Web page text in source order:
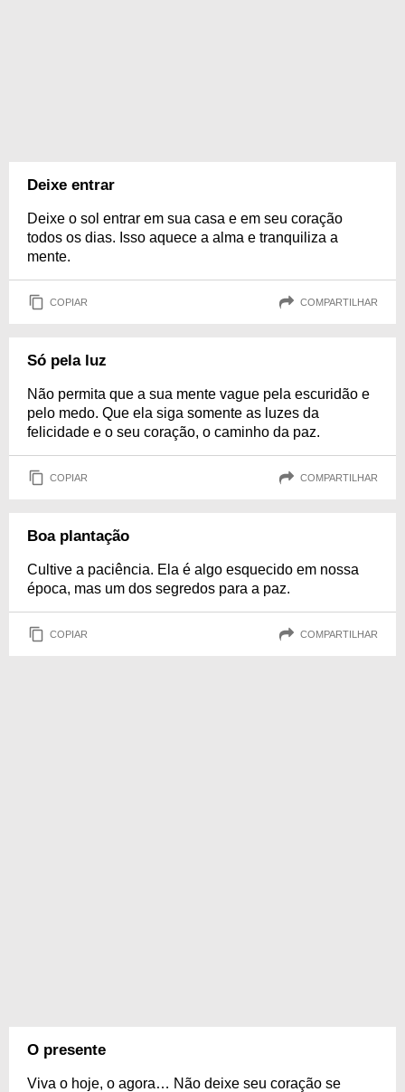
Deixe entrar
Deixe o sol entrar em sua casa e em seu coração
todos os dias. Isso aquece a alma e tranquiliza a
mente.
COPIAR COMPARTILHAR
Só pela luz
Não permita que a sua mente vague pela escuridão e
pelo medo. Que ela siga somente as luzes da
felicidade e o seu coração, o caminho da paz.
COPIAR COMPARTILHAR
Boa plantação
Cultive a paciência. Ela é algo esquecido em nossa
época, mas um dos segredos para a paz.
COPIAR COMPARTILHAR
O presente
Viva o hoje, o agora… Não deixe seu coração se